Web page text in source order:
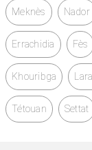
Meknès Nador
Errachidia Fès
Khouribga
Tétouan Settat